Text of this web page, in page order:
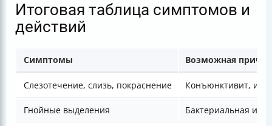
Итоговая таблица симптомов и
действий
Симптомы Возможная
Слезотечение, слизь, покраснение Конъюнктивит,
Гнойные выделения Бактериальная